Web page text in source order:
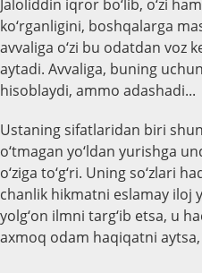
Jaloliddin iqror bo‘lib, o‘zi
ko‘rganligini, boshqalarga
avvaliga o‘zi bu odatdan voz
aytadi. Avvaliga, buning
hisoblaydi, ammo adashadi...
Ustaning sifatlaridan biri
o‘tmagan yo‘ldan yurishga
o‘ziga to‘g‘ri. Uning so‘zlari
chanlik hikmatni eslamay iloj
yolg‘on ilmni targ‘ib etsa, u
axmoq odam haqiqatni aytsa,